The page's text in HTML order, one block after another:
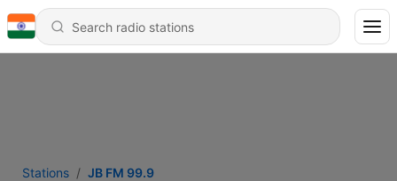
Stations JB FM 99.9